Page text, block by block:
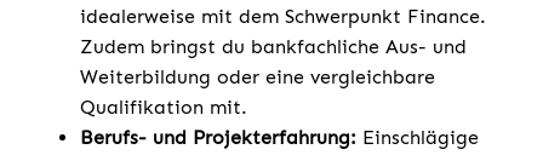
idealerweise mit dem Schwerpunkt Finance.
Zudem bringst du bankfachliche Aus- und
Weiterbildung oder eine vergleichbare
Qualifikation mit.
Berufs- und Projekterfahrung: Einschlägige